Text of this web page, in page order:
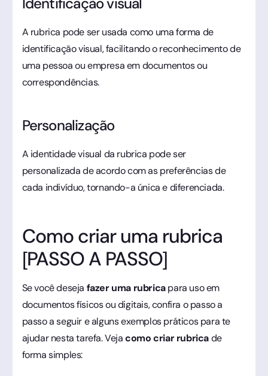
A rubrica pode ser usada como uma forma de
identificação visual, facilitando o reconhecimento de
uma pessoa ou empresa em documentos ou
correspondências.
Personalização
A identidade visual da rubrica pode ser
personalizada de acordo com as preferências de
cada indivíduo, tornando-a única e diferenciada.
Como criar uma rubrica
[PASSO A PASSO]
Se você deseja fazer uma rubricapara uso em
documentos físicos ou digitais, confira o passo a
passo a seguir e alguns exemplos práticos para te
ajudar nesta tarefa. Vejacomo criar rubricade
forma simples: